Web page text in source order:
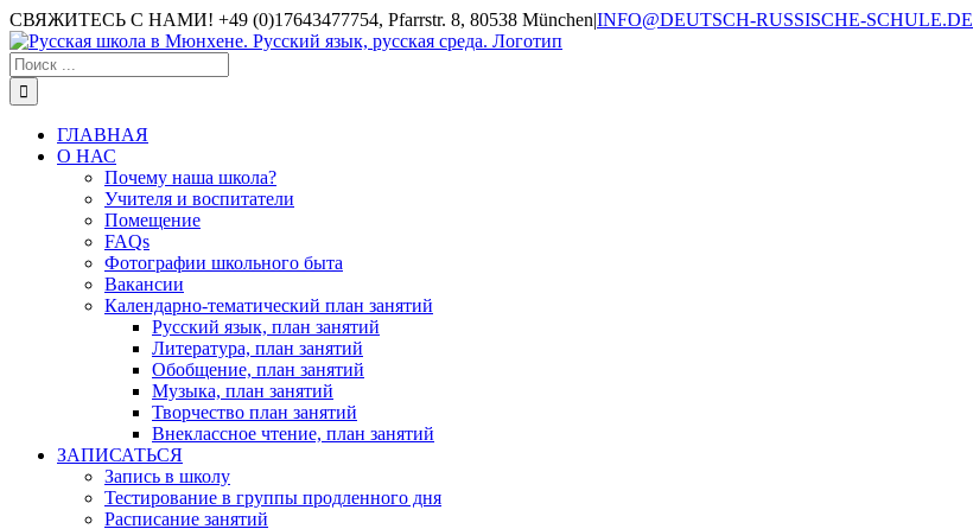
СВЯЖИТЕСЬ С НАМИ! +49 (0)17643477754, Pfarrstr. 8, 80538 München|INFO@DEUTSCH-RUSSISCHE-SCHULE.DE
ГЛАВНАЯ
О НАС
Почему наша школа?
Учителя и воспитатели
Помещение
FAQs
Фотографии школьного быта
Вакансии
Календарно-тематический план занятий
Русский язык, план занятий
Литература, план занятий
Обобщение, план занятий
Музыка, план занятий
Творчество план занятий
Внеклассное чтение, план занятий
ЗАПИСАТЬСЯ
Запись в школу
Тестирование в группы продленного дня
Расписание занятий